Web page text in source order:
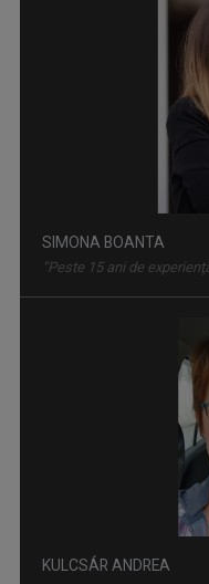
Talk-show interactiv, filmat
ROMANO DROM /
Lumea ta e lumea nostră -
SIMONA BOANTA
“Peste 15 ani de
KULCSÁR ANDREA